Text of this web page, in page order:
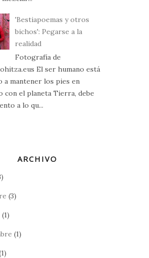
'Bestiapoemas y otros
bichos': Pegarse a la
realidad
Fotografía de
El ser humano está
a mantener los pies en
con el planeta Tierra, debe
a lo qu...
ARCHIVO
(3)
(1)
(1)